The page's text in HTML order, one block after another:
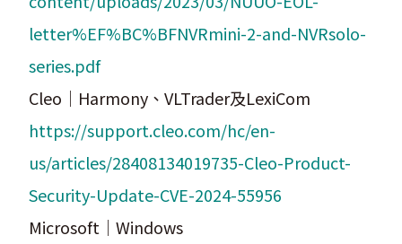
letter%EF%BC%BFNVRmini-2-and-NVRsolo-
series.pdf
Cleo｜Harmony、VLTrader及LexiCom
https://support.cleo.com/hc/en-
us/articles/28408134019735-Cleo-Product-
Security-Update-CVE-2024-55956
Microsoft｜Windows